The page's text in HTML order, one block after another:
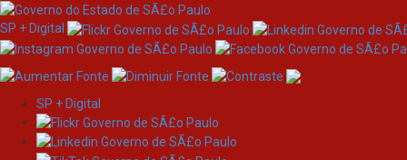
SP + Digital
SP + Digital